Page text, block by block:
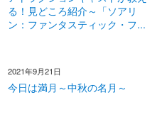
る！見どころ紹介～「ソアリ
ン：ファンタスティック・フ...
2021年9月21日
今日は満月～中秋の名月～